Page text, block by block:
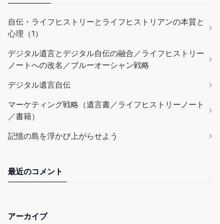
自伝・ライフヒストリーとライフヒストリアンの本質と
心理（1）
デジタル遺言とデジタル自伝の融合／ライフヒストリー
ノートへの改名／ブルーオーシャン戦略
デジタル遺言自伝
マーケティング戦略（遺言書／ライフヒストリーノート
／書籍）
記憶の島を浮かび上がらせよう
最近のコメント
アーカイブ